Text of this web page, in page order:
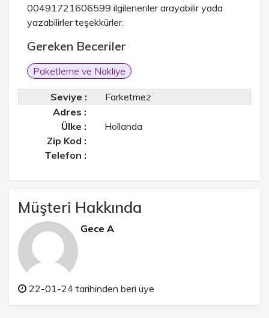
00491721606599 ilgilenenler arayabilir yada
yazabilirler teşekkürler.
Gereken Beceriler
Paketleme ve Nakliye
Seviye :
Farketmez
Adres :
Ülke :
Hollanda
Zip Kod :
Telefon :
Müşteri Hakkında
Gece A
22-01-24 tarihinden beri üye